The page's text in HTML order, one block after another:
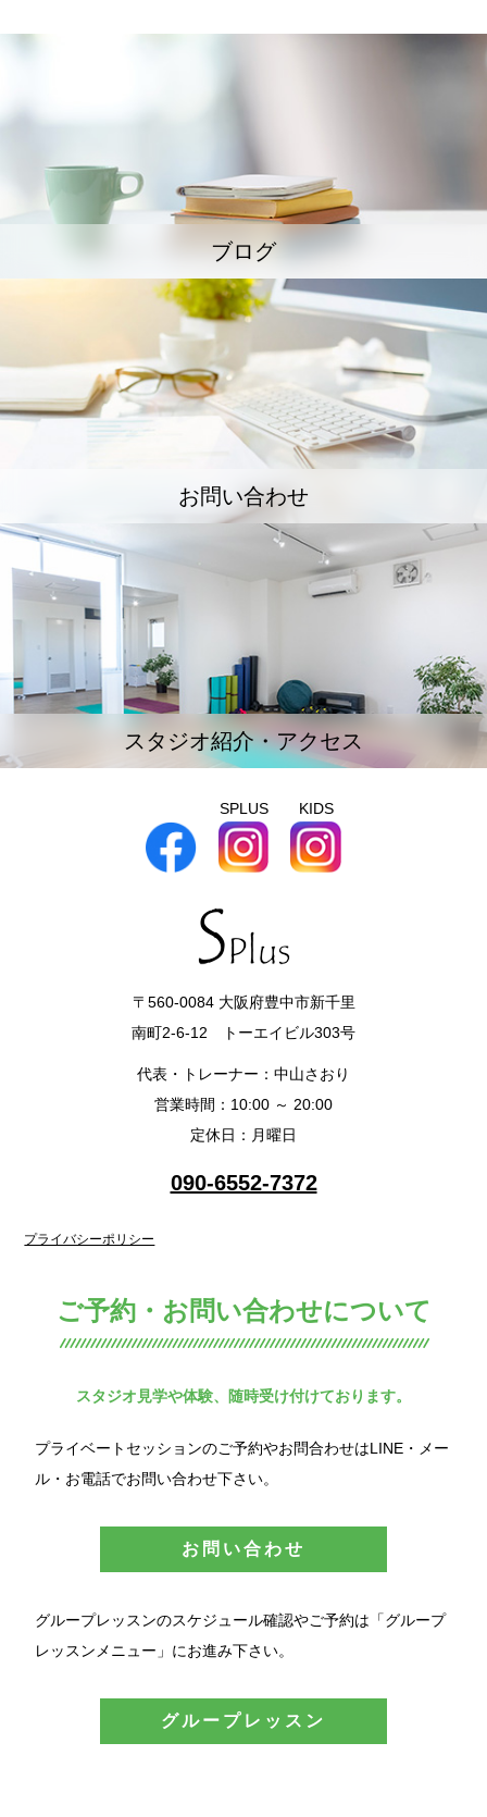
ブログ
お問い合わせ
スタジオ紹介・アクセス
SPLUS KIDS
〒560-0084 大阪府豊中市新千里
南町2-6-12 トーエイビル303号
代表・トレーナー：中山さおり
営業時間：10:00 ～ 20:00
定休日：月曜日
090-6552-7372
プライバシーポリシー
ご予約・お問い合わせについて
スタジオ見学や体験、随時受け付けております。
プライベートセッションのご予約やお問合わせはLINE・メー
ル・お電話でお問い合わせ下さい。
お問い合わせ
グループレッスンのスケジュール確認やご予約は「グループ
レッスンメニュー」にお進み下さい。
グループレッスン